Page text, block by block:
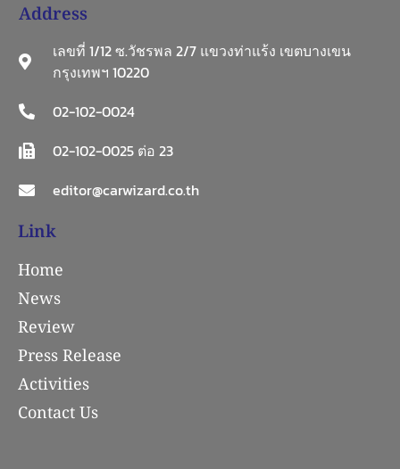
Address
เลขที่ 1/12 ซ.วัชรพล 2/7 แขวงท่าแร้ง เขตบางเขน
กรุงเทพฯ 10220
02-102-0024
02-102-0025 ต่อ 23
editor@carwizard.co.th
Link
Home
News
Review
Press Release
Activities
Contact Us